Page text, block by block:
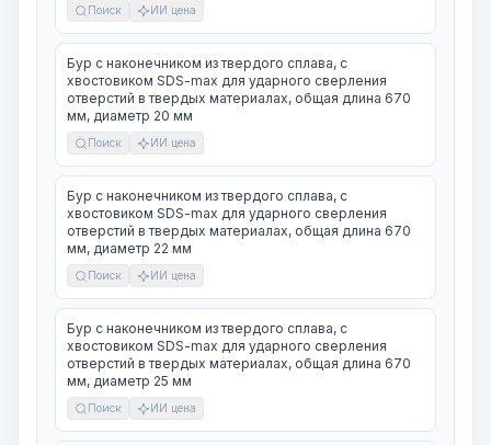
Поиск ИИ цена
Бур с наконечником из твердого сплава, с
хвостовиком SDS-max для ударного сверления
отверстий в твердых материалах, общая длина 670
мм, диаметр 20 мм
Поиск ИИ цена
Бур с наконечником из твердого сплава, с
хвостовиком SDS-max для ударного сверления
отверстий в твердых материалах, общая длина 670
мм, диаметр 22 мм
Поиск ИИ цена
Бур с наконечником из твердого сплава, с
хвостовиком SDS-max для ударного сверления
отверстий в твердых материалах, общая длина 670
мм, диаметр 25 мм
Поиск ИИ цена